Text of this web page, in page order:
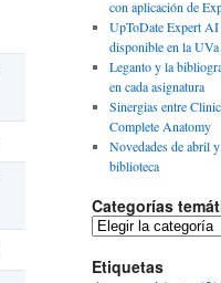
con aplicación de
UpToDate Expert AI
disponible en la UVa
Leganto y la
en cada asignatura
Sinergias entre
Complete Anatomy
Novedades de abril
biblioteca
Categorías
Categorías
Etiquetas